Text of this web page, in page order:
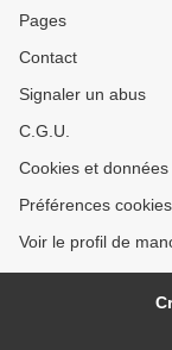
Pages
Contact
Signaler un abus
C.G.U.
Cookies et
Préférences cookies
Voir le profil de